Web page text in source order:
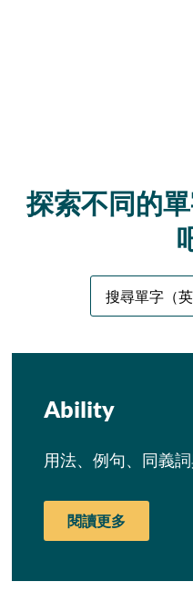
探索不同的
Ability
用法、例句、同義
閱讀更多